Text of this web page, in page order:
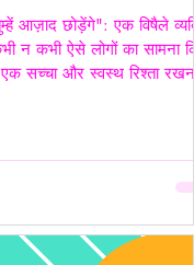
आज़ाद छोड़ेंगे": एक विषैले
न कभी ऐसे लोगों का सामना
सच्चा और स्वस्थ रिश्ता रखना
व्यवहार के उदाहरण होते हैं,